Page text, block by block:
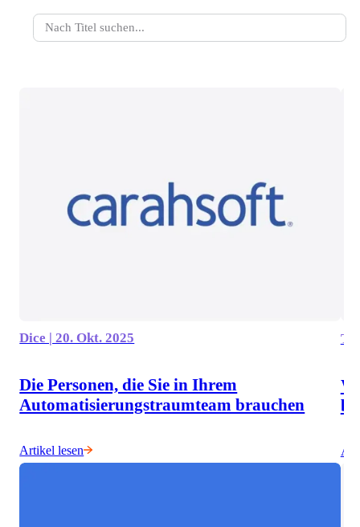
Dice | 20. Okt. 2025
Die Personen, die Sie in Ihrem
Automatisierungstraumteam brauchen
Artikel lesen